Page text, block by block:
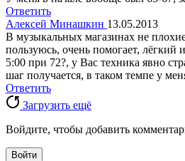
Ответить
Алексей Минашкин 13.05.2013
В музыкальных магазинах не
пользуюсь, очень помогает, лёгкий
5:00 при 72?, у Вас техника явно
шаг получается, в таком темпе у
Ответить
Загрузить ещё
Войдите, чтобы добавить
Войти